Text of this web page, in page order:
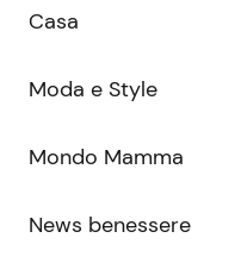
Casa
Moda e Style
Mondo Mamma
News benessere